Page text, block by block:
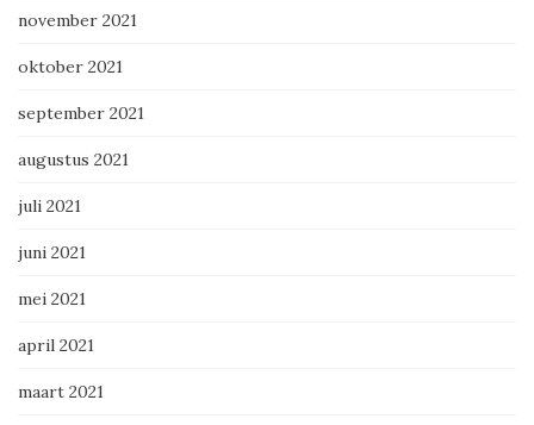
november 2021
oktober 2021
september 2021
augustus 2021
juli 2021
juni 2021
mei 2021
april 2021
maart 2021